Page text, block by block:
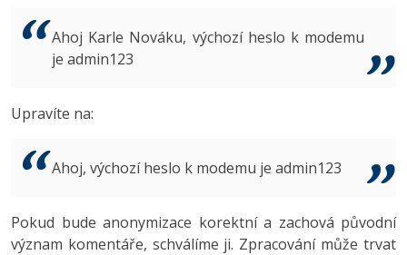
ASP.NET MVC
Best practices
MS-SQL
3D grafik
Copywriter
WordPress specialista
VB.NET
Algoritmy -41%
Umělá inteligence (AI) -10%
Copywriting
Windows
Inkscape
Fórum
Ahoj Karle Nováku, výchozí heslo k modemu
je admin123
Upravíte na:
Ahoj, výchozí heslo k modemu je admin123
Pokud bude anonymizace korektní a zachová původní
význam komentáře, schválíme ji. Zpracování může trvat